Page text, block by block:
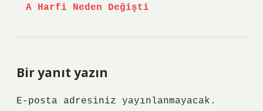
A Harfi Neden Değişti
Bir yanıt yazın
E-posta adresiniz yayınlanmayacak.